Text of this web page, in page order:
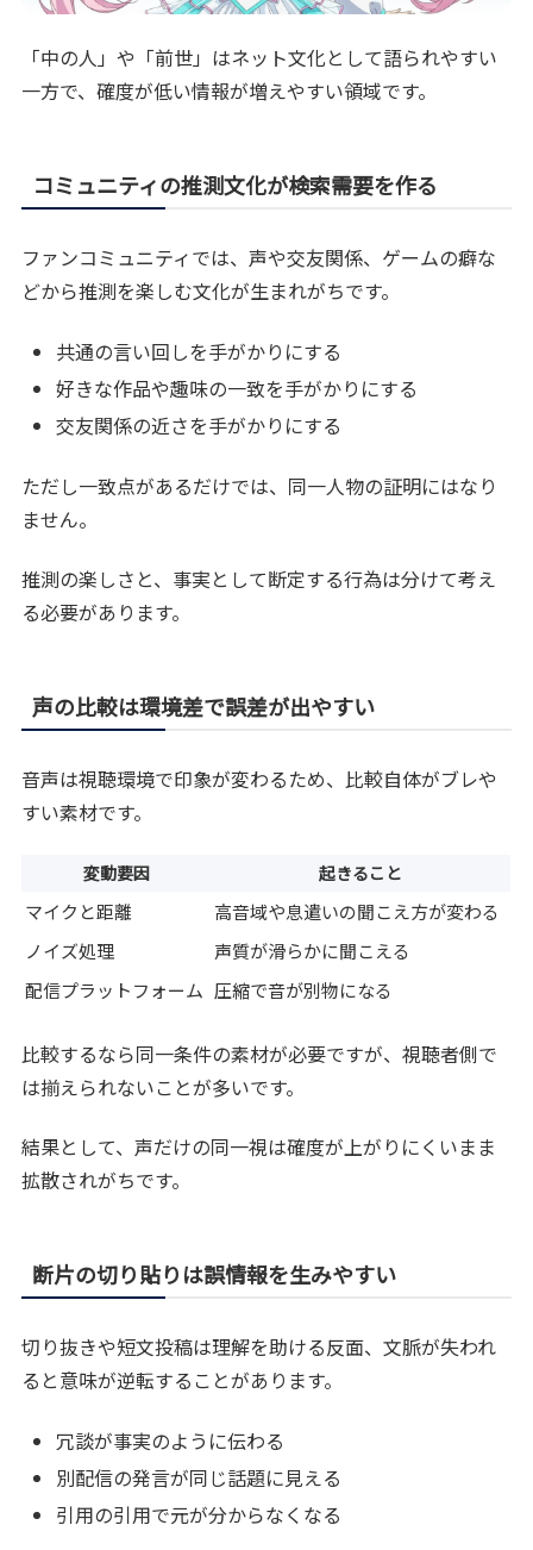
「中の人」や「前世」はネット文化として語られやすい
一方で、確度が低い情報が増えやすい領域です。
コミュニティの推測文化が検索需要を作る
ファンコミュニティでは、声や交友関係、ゲームの癖な
どから推測を楽しむ文化が生まれがちです。
共通の言い回しを手がかりにする
好きな作品や趣味の一致を手がかりにする
交友関係の近さを手がかりにする
ただし一致点があるだけでは、同一人物の証明にはなり
ません。
推測の楽しさと、事実として断定する行為は分けて考え
る必要があります。
声の比較は環境差で誤差が出やすい
音声は視聴環境で印象が変わるため、比較自体がブレや
すい素材です。
変動要因 起きること
マイクと距離
高音域や息遣いの聞こえ方が変わる
ノイズ処理
声質が滑らかに聞こえる
配信プラットフォーム 圧縮で音が別物になる
比較するなら同一条件の素材が必要ですが、視聴者側で
は揃えられないことが多いです。
結果として、声だけの同一視は確度が上がりにくいまま
拡散されがちです。
断片の切り貼りは誤情報を生みやすい
切り抜きや短文投稿は理解を助ける反面、文脈が失われ
ると意味が逆転することがあります。
冗談が事実のように伝わる
別配信の発言が同じ話題に見える
引用の引用で元が分からなくなる